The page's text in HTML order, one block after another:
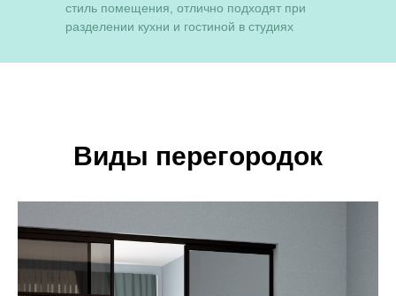
стиль помещения, отлично подходят при
разделении кухни и гостиной в студиях
Виды перегородок